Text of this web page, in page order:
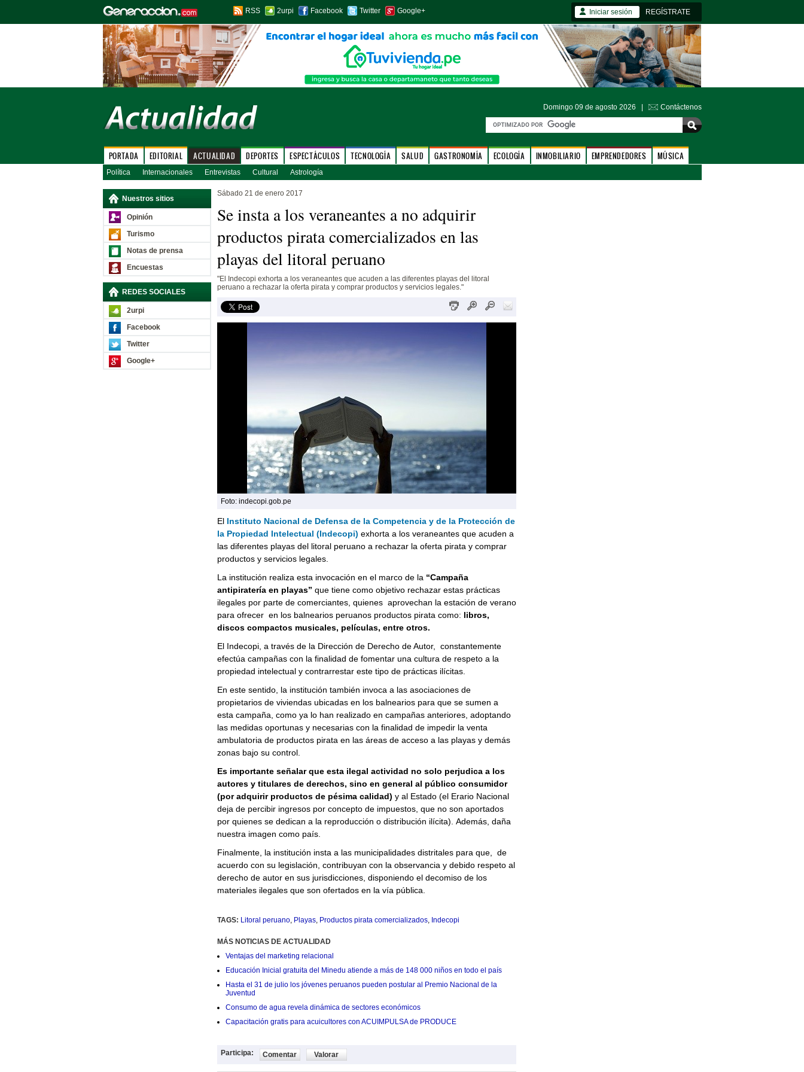
RSS 2urpi Facebook Twitter Google+ Iniciar sesión REGÍSTRATE
Domingo 09 de agosto 2026 | Contáctenos
PORTADA EDITORIAL ACTUALIDAD DEPORTES ESPECTÁCULOS TECNOLOGÍA SALUD GASTRONOMÍA ECOLOGÍA INMOBILIARIO EMPRENDEDORES MÚSICA
Política Internacionales Entrevistas Cultural Astrología
Nuestros sitios
Opinión
Turismo
Notas de prensa
Encuestas
REDES SOCIALES
2urpi
Facebook
Twitter
Google+
Sábado 21 de enero 2017
Se insta a los veraneantes a no adquirir
productos pirata comercializados en las
playas del litoral peruano
"El Indecopi exhorta a los veraneantes que acuden a las diferentes playas del litoral
peruano a rechazar la oferta pirata y comprar productos y servicios legales."
Foto: indecopi.gob.pe
El Instituto Nacional de Defensa de la Competencia y de la Protección de
la Propiedad Intelectual (Indecopi) exhorta a los veraneantes que acuden a
las diferentes playas del litoral peruano a rechazar la oferta pirata y comprar
productos y servicios legales.
La institución realiza esta invocación en el marco de la “Campaña
antipiratería en playas” que tiene como objetivo rechazar estas prácticas
ilegales por parte de comerciantes, quienes aprovechan la estación de verano
para ofrecer en los balnearios peruanos productos pirata como: libros,
discos compactos musicales, películas, entre otros.
El Indecopi, a través de la Dirección de Derecho de Autor, constantemente
efectúa campañas con la finalidad de fomentar una cultura de respeto a la
propiedad intelectual y contrarrestar este tipo de prácticas ilícitas.
En este sentido, la institución también invoca a las asociaciones de
propietarios de viviendas ubicadas en los balnearios para que se sumen a
esta campaña, como ya lo han realizado en campañas anteriores, adoptando
las medidas oportunas y necesarias con la finalidad de impedir la venta
ambulatoria de productos pirata en las áreas de acceso a las playas y demás
zonas bajo su control.
Es importante señalar que esta ilegal actividad no solo perjudica a los
autores y titulares de derechos, sino en general al público consumidor
(por adquirir productos de pésima calidad) y al Estado (el Erario Nacional
deja de percibir ingresos por concepto de impuestos, que no son aportados
por quienes se dedican a la reproducción o distribución ilícita). Además, daña
nuestra imagen como país.
Finalmente, la institución insta a las municipalidades distritales para que, de
acuerdo con su legislación, contribuyan con la observancia y debido respeto al
derecho de autor en sus jurisdicciones, disponiendo el decomiso de los
materiales ilegales que son ofertados en la vía pública.
TAGS: Litoral peruano, Playas, Productos pirata comercializados, Indecopi
MÁS NOTICIAS DE ACTUALIDAD
Ventajas del marketing relacional
Educación Inicial gratuita del Minedu atiende a más de 148 000 niños en todo el país
Hasta el 31 de julio los jóvenes peruanos pueden postular al Premio Nacional de la
Juventud
Consumo de agua revela dinámica de sectores económicos
Capacitación gratis para acuicultores con ACUIMPULSA de PRODUCE
Participa: Comentar Valorar